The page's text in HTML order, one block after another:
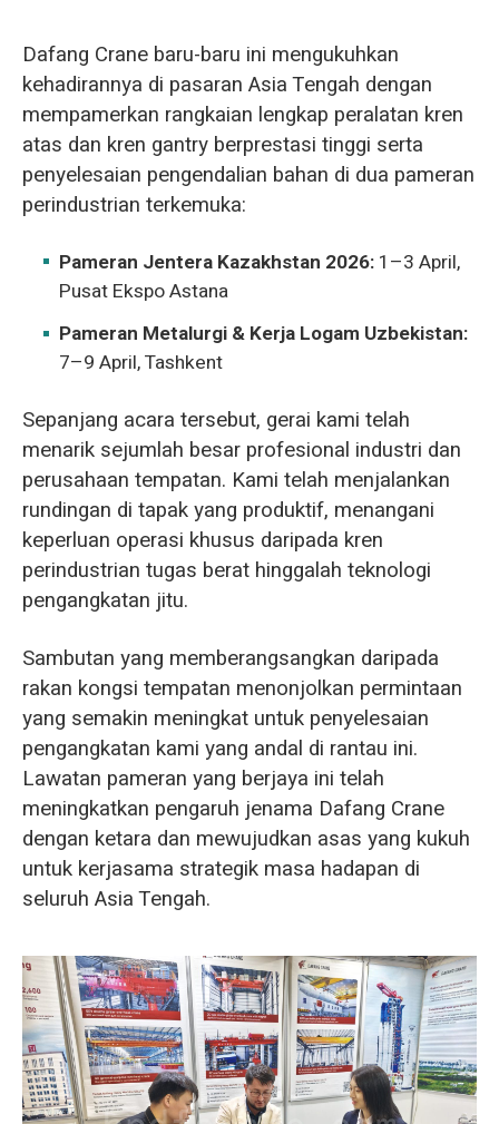
Dafang Crane baru-baru ini mengukuhkan
kehadirannya di pasaran Asia Tengah dengan
mempamerkan rangkaian lengkap peralatan kren
atas dan kren gantry berprestasi tinggi serta
penyelesaian pengendalian bahan di dua pameran
perindustrian terkemuka:
Pameran Jentera Kazakhstan 2026: 1–3 April,
Pusat Ekspo Astana
Pameran Metalurgi & Kerja Logam Uzbekistan:
7–9 April, Tashkent
Sepanjang acara tersebut, gerai kami telah
menarik sejumlah besar profesional industri dan
perusahaan tempatan. Kami telah menjalankan
rundingan di tapak yang produktif, menangani
keperluan operasi khusus daripada kren
perindustrian tugas berat hinggalah teknologi
pengangkatan jitu.
Sambutan yang memberangsangkan daripada
rakan kongsi tempatan menonjolkan permintaan
yang semakin meningkat untuk penyelesaian
pengangkatan kami yang andal di rantau ini.
Lawatan pameran yang berjaya ini telah
meningkatkan pengaruh jenama Dafang Crane
dengan ketara dan mewujudkan asas yang kukuh
untuk kerjasama strategik masa hadapan di
seluruh Asia Tengah.